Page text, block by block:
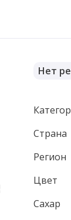
Нет
Страна
Регион
Цвет
Сахар